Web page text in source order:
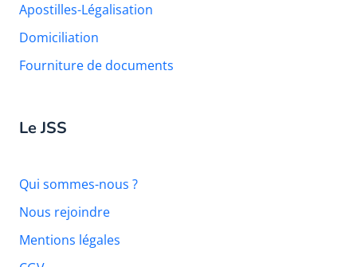
Apostilles-Légalisation
Domiciliation
Fourniture de documents
Le JSS
Qui sommes-nous ?
Nous rejoindre
Mentions légales